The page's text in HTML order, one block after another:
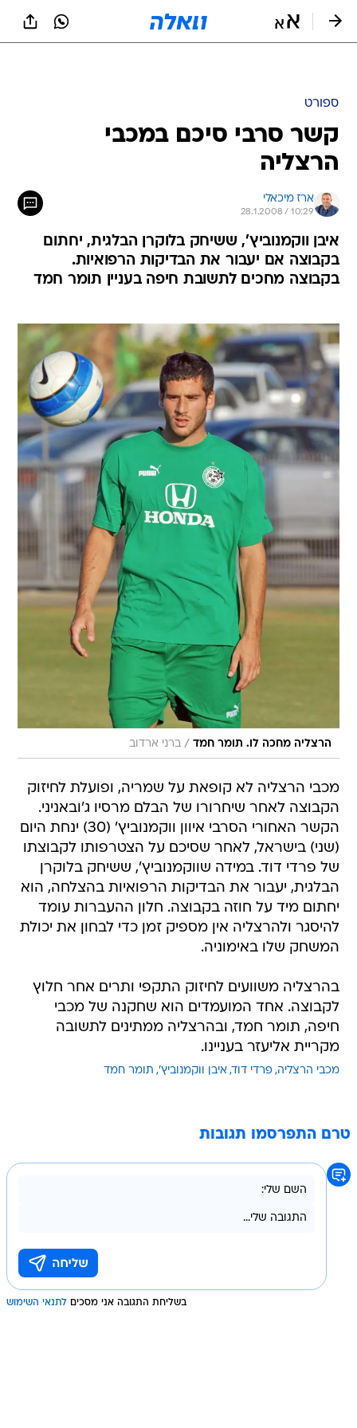
ספורט
קשר סרבי סיכם במכבי
הרצליה
ארז מיכאלי
28.1.2008 / 10:29
איבן ווקמנוביץ', ששיחק בלוקרן הבלגית, יחתום
בקבוצה אם יעבור את הבדיקות הרפואיות.
בקבוצה מחכים לתשובת חיפה בעניין תומר חמד
הרצליה מחכה לו. תומר חמד / ברני ארדוב
מכבי הרצליה לא קופאת על שמריה, ופועלת לחיזוק
הקבוצה לאחר שיחרורו של הבלם מרסיו ג'ובאניני.
הקשר האחורי הסרבי איוון ווקמנוביץ' (30) ינחת היום
(שני) בישראל, לאחר שסיכם על הצטרפותו לקבוצתו
של פרדי דוד. במידה שווקמנוביץ', ששיחק בלוקרן
הבלגית, יעבור את הבדיקות הרפואיות בהצלחה, הוא
יחתום מיד על חוזה בקבוצה. חלון ההעברות עומד
להיסגר ולהרצליה אין מספיק זמן כדי לבחון את יכולת
המשחק שלו באימוניה.
בהרצליה משוועים לחיזוק התקפי ותרים אחר חלוץ
לקבוצה. אחד המועמדים הוא שחקנה של מכבי
חיפה, תומר חמד, ובהרצליה ממתינים לתשובה
מקריית אליעזר בעניינו.
מכבי הרצליה פרדי דוד איבן ווקמנוביץ' תומר חמד
טרם התפרסמו תגובות
בשליחת התגובה אני מסכים לתנאי השימוש